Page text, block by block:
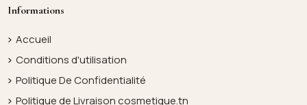
Informations
Accueil
Conditions d'utilisation
Politique De Confidentialité
Politique de Livraison cosmetique.tn